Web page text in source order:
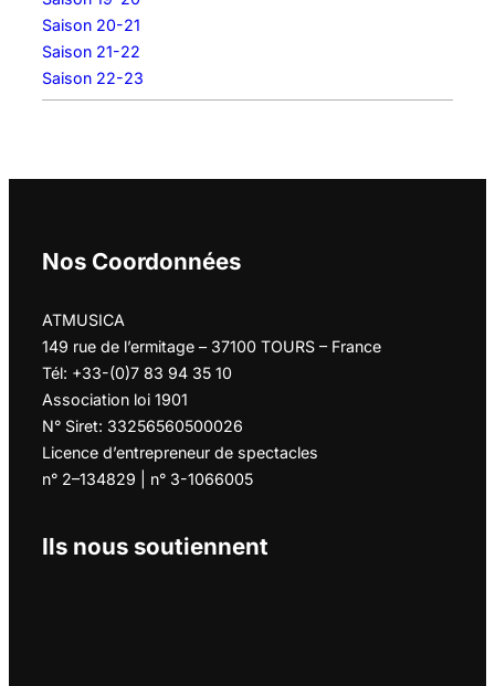
Saison 20-21
Saison 21-22
Saison 22-23
Nos Coordonnées
ATMUSICA
149 rue de l’ermitage – 37100 TOURS – France
Tél: +33-(0)7 83 94 35 10
Association loi 1901
N° Siret: 33256560500026
Licence d’entrepreneur de spectacles
n° 2–134829 | n° 3-1066005
Ils nous soutiennent